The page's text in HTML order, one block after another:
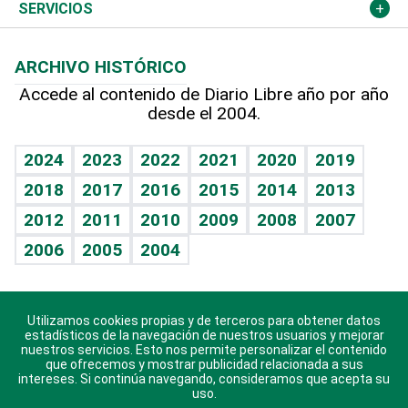
Economía personal
Podcast Arte Libre
Hablando con el pediatra
Vida y familia
Eñe
Celebrando la vida
Sin complejos
En pocas palabras
Escuchando al corazón
Economía Personal
Más deportes
Línea de hit
TBT Deportivo
Columnistas
Más firmas
Cambio climático
Opinión
Hecho en casa
Guía del dinero
SERVICIOS
Cumpleaños
Horóscopos
Crucigramas
ARCHIVO HISTÓRICO
Accede al contenido de Diario Libre año por año
desde el 2004.
2024 2023 2022 2021 2020
2019
2018
2017 2016 2015 2014
2013
2012
2011 2010 2009 2008
2007
2006
2005 2004
Descarga nuestras aplicaciones para Android, iOS y
sistema Huawei.
Utilizamos cookies propias y de terceros para obtener datos
estadísticos de la navegación de nuestros usuarios y mejorar
nuestros servicios. Esto nos permite personalizar el contenido
que ofrecemos y mostrar publicidad relacionada a sus
intereses. Si continúa navegando, consideramos que acepta su
uso.